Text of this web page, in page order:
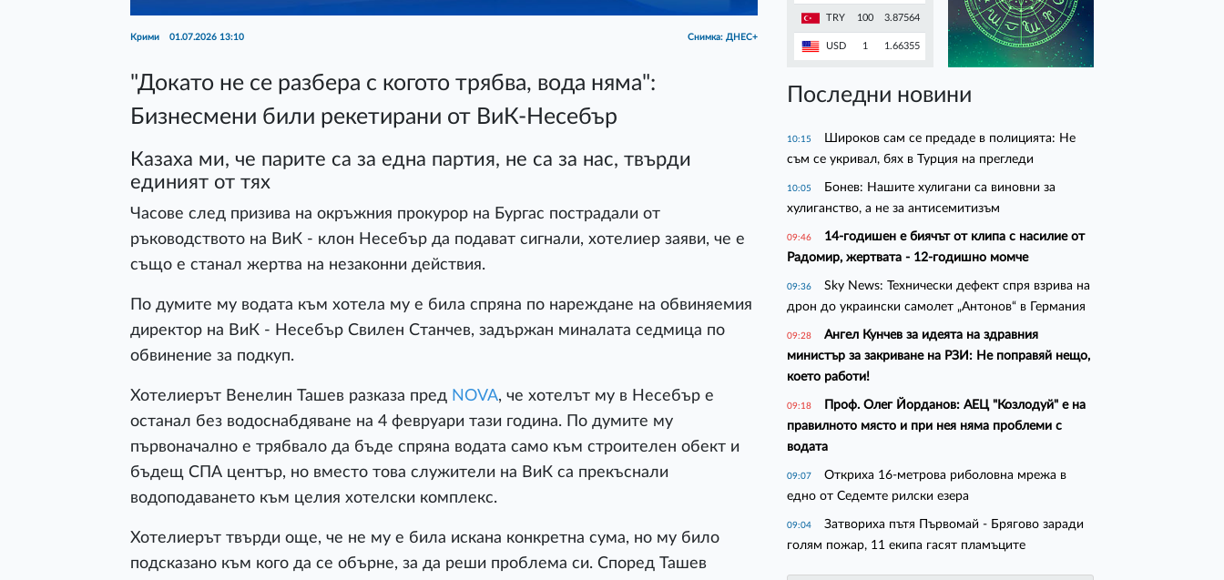
Крими 01.07.2026 13:10 Снимка: ДНЕС+
"Докато не се разбера с когото трябва, вода няма":
Бизнесмени били рекетирани от ВиК-Несебър
Казаха ми, че парите са за една партия, не са за нас, твърди
единият от тях
Часове след призива на окръжния прокурор на Бургас пострадали от
ръководството на ВиК - клон Несебър да подават сигнали, хотелиер заяви, че е
също е станал жертва на незаконни действия.
По думите му водата към хотела му е била спряна по нареждане на обвиняемия
директор на ВиК - Несебър Свилен Станчев, задържан миналата седмица по
обвинение за подкуп.
Хотелиерът Венелин Ташев разказа пред NOVA, че хотелът му в Несебър е
останал без водоснабдяване на 4 февруари тази година. По думите му
първоначално е трябвало да бъде спряна водата само към строителен обект и
бъдещ СПА център, но вместо това служители на ВиК са прекъснали
водоподаването към целия хотелски комплекс.
Хотелиерът твърди още, че не му е била искана конкретна сума, но му било
подсказано към кого да се обърне, за да реши проблема си. Според Ташев
TRY 100 3.87564
USD 1 1.66355
Последни новини
10:15
Широков сам се предаде в полицията: Не
съм се укривал, бях в Турция на прегледи
10:05
Бонев: Нашите хулигани са виновни за
хулиганство, а не за антисемитизъм
09:46
14-годишен е биячът от клипа с насилие от
Радомир, жертвата - 12-годишно момче
09:36
Sky News: Технически дефект спря взрива на
дрон до украински самолет „Антонов“ в Германия
09:28
Ангел Кунчев за идеята на здравния
министър за закриване на РЗИ: Не поправяй нещо,
което работи!
09:18
Проф. Олег Йорданов: АЕЦ "Козлодуй" е на
правилното място и при нея няма проблеми с
водата
09:07
Откриха 16-метрова риболовна мрежа в
едно от Седемте рилски езера
09:04
Затвориха пътя Първомай - Брягово заради
голям пожар, 11 екипа гасят пламъците